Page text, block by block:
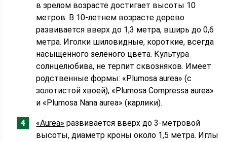
в зрелом возрасте достигает высоты 10
метров. В 10-летнем возрасте дерево
развивается вверх до 1,3 метра, вширь до 0,6
метра. Иголки шиловидные, короткие, всегда
насыщенного зелёного цвета. Культура
солнцелюбива, не терпит сквозняков. Имеет
родственные формы: «Plumosa aurea» (с
золотистой хвоей), «Plumosa Compressa aurea»
и «Plumosa Nana aurea» (карлики).
«Aurea» развивается вверх до 3-метровой
высоты, диаметр кроны около 1,5 метра. Иглы